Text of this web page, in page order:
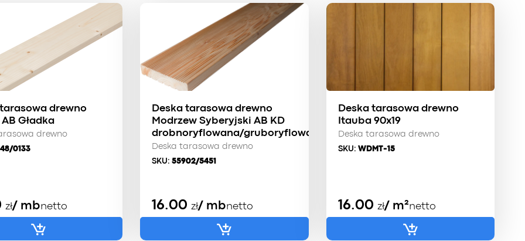
tarasowa drewno
Gładka
drewno
0133
zł/ mbnetto
Deska tarasowa drewno
Modrzew Syberyjski AB KD
drobnoryflowana/gruboryflowana
Deska tarasowa drewno
SKU: 55902/5451
16.00 zł/ mbnetto
Deska tarasowa drewno
Itauba 90x19
Deska tarasowa drewno
SKU: WDMT-15
16.00 zł/ m²netto